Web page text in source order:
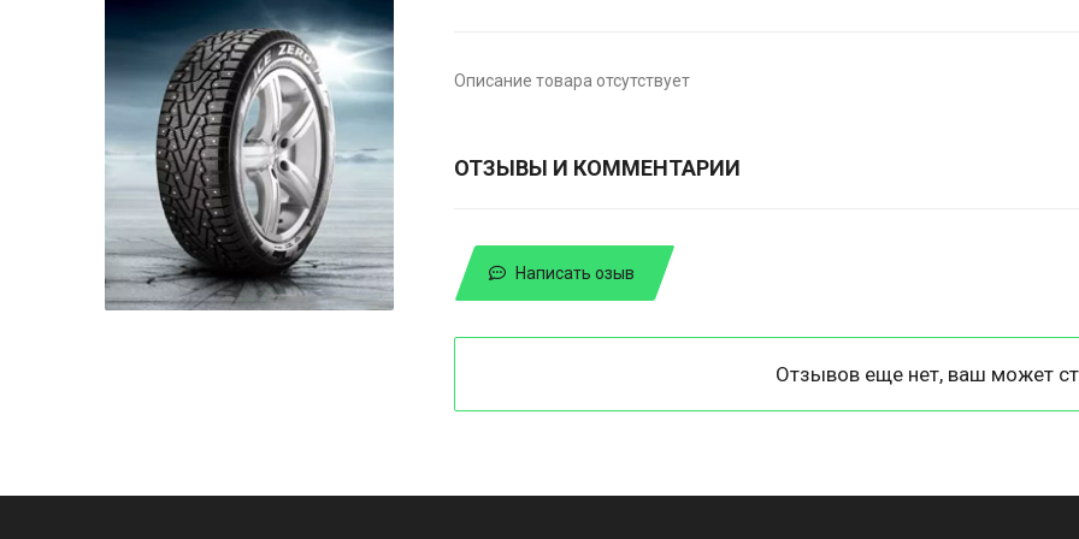
Описание товара отсутствует
ОТЗЫВЫ И КОММЕНТАРИИ
Написать озыв
Отзывов еще нет, ваш может